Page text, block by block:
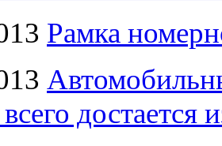
Рамка
достается